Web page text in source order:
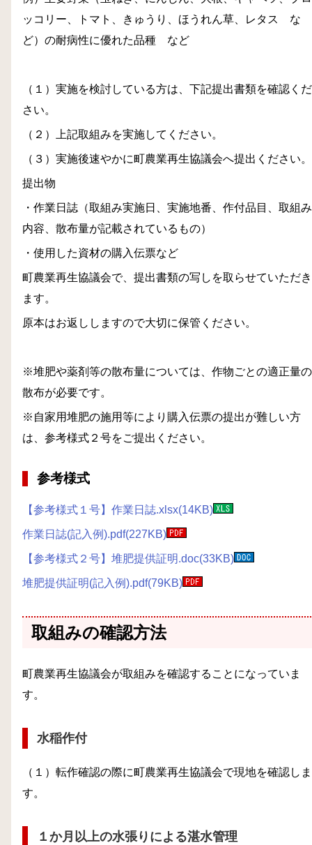
ッコリー、トマト、きゅうり、ほうれん草、レタス な
ど）の耐病性に優れた品種 など
（１）実施を検討している方は、下記提出書類を確認くだ
さい。
（２）上記取組みを実施してください。
（３）実施後速やかに町農業再生協議会へ提出ください。
提出物
・作業日誌（取組み実施日、実施地番、作付品目、取組み
内容、散布量が記載されているもの）
・使用した資材の購入伝票など
町農業再生協議会で、提出書類の写しを取らせていただき
ます。
原本はお返ししますので大切に保管ください。
※堆肥や薬剤等の散布量については、作物ごとの適正量の
散布が必要です。
※自家用堆肥の施用等により購入伝票の提出が難しい方
は、参考様式２号をご提出ください。
参考様式
【参考様式１号】作業日誌.xlsx(14KB)
作業日誌(記入例).pdf(227KB)
【参考様式２号】堆肥提供証明.doc(33KB)
堆肥提供証明(記入例).pdf(79KB)
取組みの確認方法
町農業再生協議会が取組みを確認することになっていま
す。
水稲作付
（１）転作確認の際に町農業再生協議会で現地を確認しま
す。
１か月以上の水張りによる湛水管理